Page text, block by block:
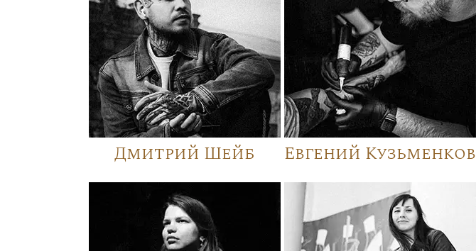
Дмитрий Шейб Евгений Кузьменков